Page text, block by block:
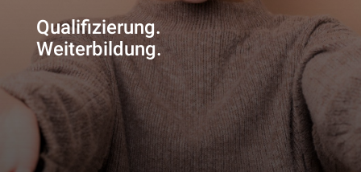
Qualifizierung.
Weiterbildung.